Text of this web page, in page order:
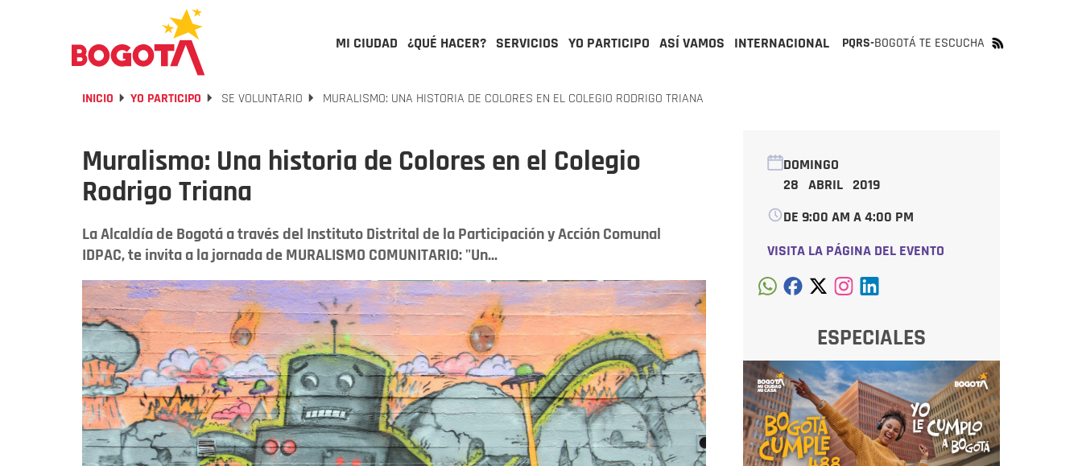
MI CIUDAD ¿QUÉ HACER? SERVICIOS YO PARTICIPO ASÍ VAMOS INTERNACIONAL PQRS-BOGOTÁ TE ESCUCHA
INICIO YO PARTICIPO SE VOLUNTARIO MURALISMO: UNA HISTORIA DE COLORES EN EL COLEGIO RODRIGO TRIANA
Muralismo: Una historia de Colores en el Colegio
Rodrigo Triana
La Alcaldía de Bogotá a través del Instituto Distrital de la Participación y Acción Comunal
IDPAC, te invita a la jornada de MURALISMO COMUNITARIO: "Un...
DOMINGO
28 ABRIL 2019
DE 9:00 AM A 4:00 PM
VISITA LA PÁGINA DEL EVENTO
ESPECIALES